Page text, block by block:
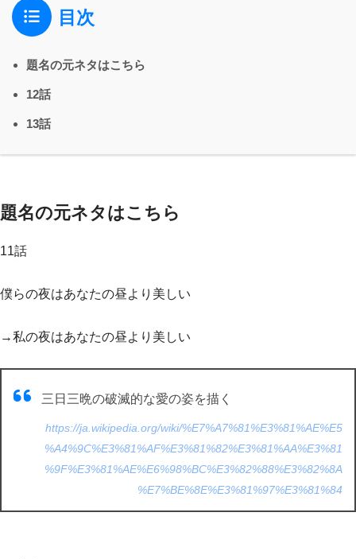
目次
題名の元ネタはこちら
12話
13話
題名の元ネタはこちら
11話
僕らの夜はあなたの昼より美しい
→私の夜はあなたの昼より美しい
三日三晩の破滅的な愛の姿を描く
https://ja.wikipedia.org/wiki/%E7%A7%81%E3%81%AE%E5
%A4%9C%E3%81%AF%E3%81%82%E3%81%AA%E3%81
%9F%E3%81%AE%E6%98%BC%E3%82%88%E3%82%8A
%E7%BE%8E%E3%81%97%E3%81%84